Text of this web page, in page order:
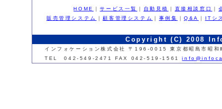
HOME ｜サービス一覧 ｜ 自動見積 ｜ 直接相談窓口 ｜
販売管理システム
｜ 顧客管理システム ｜ 事例集 ｜Q&A ｜ ITシ
Copyright (C) 2008
インフォケーション株式会社 〒196-0015 東京都昭島市昭
TEL 042-549-2471 FAX 042-519-1561